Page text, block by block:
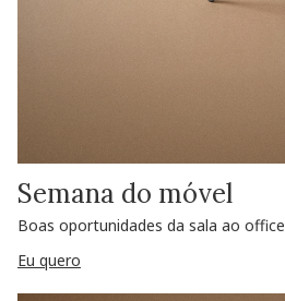
Semana do móvel
Boas oportunidades da sala ao office
Eu quero